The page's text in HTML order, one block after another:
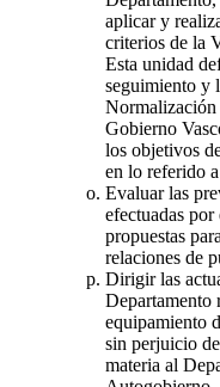
aplicar y
criterios de la
Esta unidad
seguimiento y
Normalización
Gobierno
los objetivos
en lo referido
Evaluar las
efectuadas
propuestas
relaciones de
Dirigir las
Departamento
equipamiento
sin perjuicio
materia al